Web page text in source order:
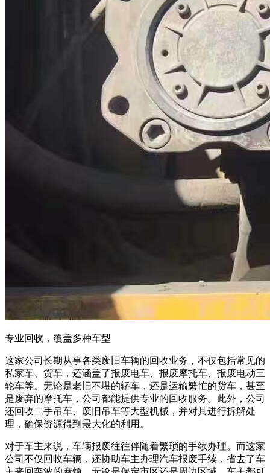
专业回收，覆盖多种车型
这家公司长期从事各类废旧车辆的回收业务，不仅包括常见的
私家车、货车，还涵盖了报废电车、报废摩托车、报废电动三
轮车等。无论是老旧不堪的轿车，还是运输繁忙的货车，甚至
是废弃的摩托车，公司都能提供专业的回收服务。此外，公司
还回收二手吊车、废旧吊车等大型机械，并对其进行拆解处
理，确保资源得到最大化的利用。
对于车主来说，车辆报废往往伴随着繁琐的手续办理。而这家
公司不仅回收车辆，还协助车主办理汽车报废手续，省去了车